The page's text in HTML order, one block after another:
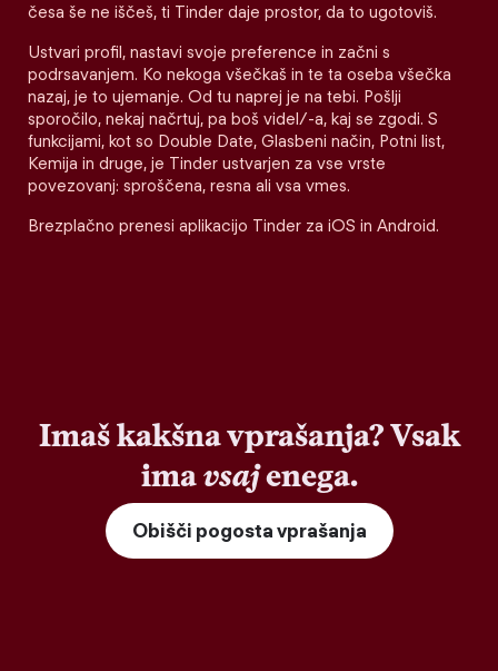
česa še ne iščeš, ti Tinder daje prostor, da to ugotoviš.
Ustvari profil, nastavi svoje preference in začni s
podrsavanjem. Ko nekoga všečkaš in te ta oseba všečka
nazaj, je to ujemanje. Od tu naprej je na tebi. Pošlji
sporočilo, nekaj načrtuj, pa boš videl/-a, kaj se zgodi. S
funkcijami, kot so Double Date, Glasbeni način, Potni list,
Kemija in druge, je Tinder ustvarjen za vse vrste
povezovanj: sproščena, resna ali vsa vmes.
Brezplačno prenesi aplikacijo Tinder za iOS in Android.
Imaš kakšna vprašanja? Vsak
imavsajenega.
Obišči pogosta vprašanja